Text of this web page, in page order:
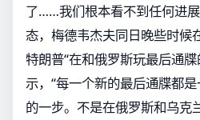
了……我们根本看不到任何进
态，梅德韦杰夫同日晚些时候
特朗普“在和俄罗斯玩最后通
示，“每一个新的最后通牒都
的一步。不是在俄罗斯和乌克